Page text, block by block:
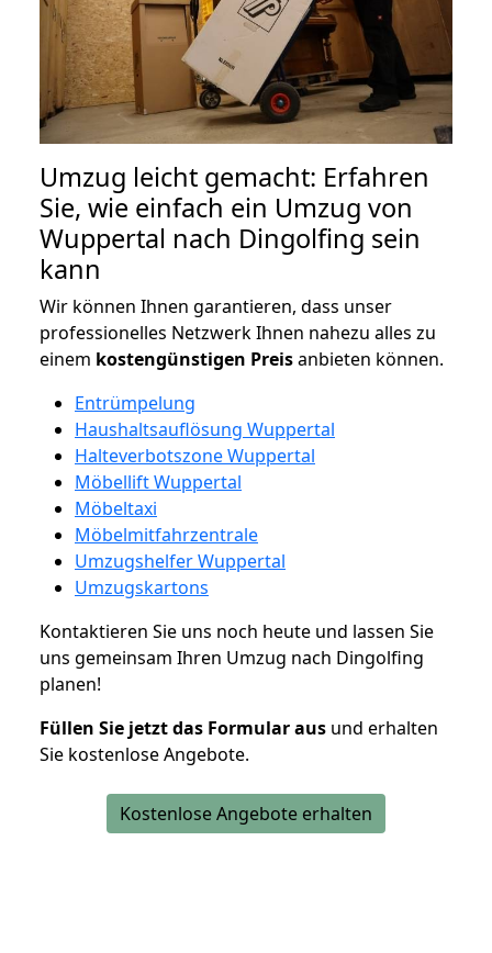
Umzug leicht gemacht: Erfahren
Sie, wie einfach ein Umzug von
Wuppertal nach Dingolfing sein
kann
Wir können Ihnen garantieren, dass unser
professionelles Netzwerk Ihnen nahezu alles zu
einem kostengünstigen Preisanbieten können.
Entrümpelung
Haushaltsauflösung Wuppertal
Halteverbotszone Wuppertal
Möbellift Wuppertal
Möbeltaxi
Möbelmitfahrzentrale
Umzugshelfer Wuppertal
Umzugskartons
Kontaktieren Sie uns noch heute und lassen Sie
uns gemeinsam Ihren Umzug nach Dingolfing
planen!
Füllen Sie jetzt das Formular aus und erhalten
Sie kostenlose Angebote.
Kostenlose Angebote erhalten